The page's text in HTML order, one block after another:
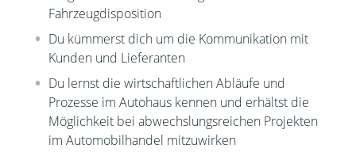
Fahrzeugdisposition
Du kümmerst dich um die Kommunikation mit
Kunden und Lieferanten
Du lernst die wirtschaftlichen Abläufe und
Prozesse im Autohaus kennen und erhältst die
Möglichkeit bei abwechslungsreichen Projekten
im Automobilhandel mitzuwirken